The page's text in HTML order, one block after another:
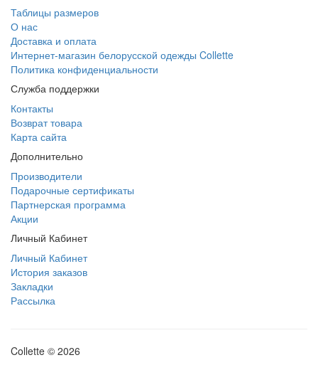
Таблицы размеров
О нас
Доставка и оплата
Интернет-магазин белорусской одежды Collette
Политика конфиденциальности
Служба поддержки
Контакты
Возврат товара
Карта сайта
Дополнительно
Производители
Подарочные сертификаты
Партнерская программа
Акции
Личный Кабинет
Личный Кабинет
История заказов
Закладки
Рассылка
Collette © 2026